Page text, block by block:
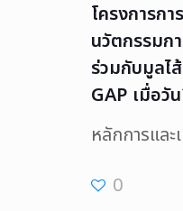
โครงการก
นวัตกรรมก
ร่วมกับมูลไ
GAP เมื่อวั
หลักการแล
0